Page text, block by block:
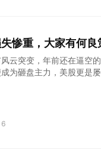
的作用。 从去年四季度
节后达到一个高点，60ti
失惨重，大家有何良
云突变，年前还在逼空
为砸盘主力，美股更是
在上涨。 这对核心资产